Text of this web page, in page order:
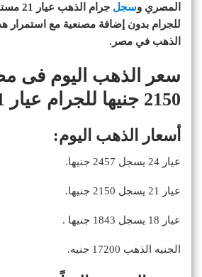
المصري وسجل
للجرام بدون إضافة مصنعية مع استمرار
الذهب في مصر .
سعر الذهب اليوم فى
2150 جنيها للجرام عيار 21
أسعار الذهب اليوم:
عيار 24 يسجل 2457 جنيها.
عيار 21 يسجل 2150 جنيها.
عيار 18 يسجل 1843 جنيها .
الجنيه الذهب 17200 جنيه.